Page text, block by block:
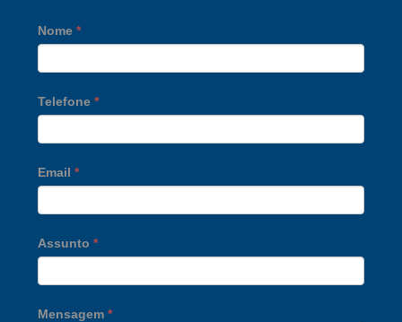
Nome *
Telefone *
Email *
Assunto *
Mensagem *